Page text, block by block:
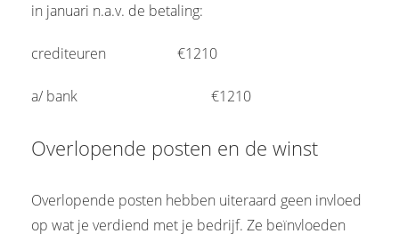
in januari n.a.v. de betaling:
crediteuren €1210
a/ bank €1210
Overlopende posten en de winst
Overlopende posten hebben uiteraard geen invloed
op wat je verdiend met je bedrijf. Ze beïnvloeden